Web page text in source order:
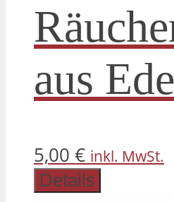
aus
5,00 € inkl. MwSt.
Details